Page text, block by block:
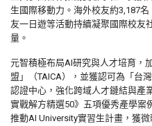
生國際移動力。海外校友約3,187
友一日遊等活動持續凝聚國際校友
量。
元智積極布局AI研究與人才培育，
盟」（TAICA），並獲認可為「台
認證中心，強化跨域人才鏈結與產
實戰解方精選50》五項優秀產學案
推動AI University實習生計畫，獲